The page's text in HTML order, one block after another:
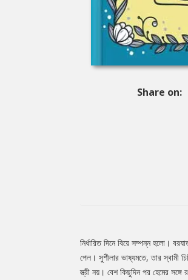
Share on:
Tab
নির্ধারিত দিনে বিয়ে সম্পন্ন হলো।
পেল। সুশীলার ভাষ্যমতে, তার স্বামী
স্ত্রী নয়। বেশ কিছুদিন পর হেমের